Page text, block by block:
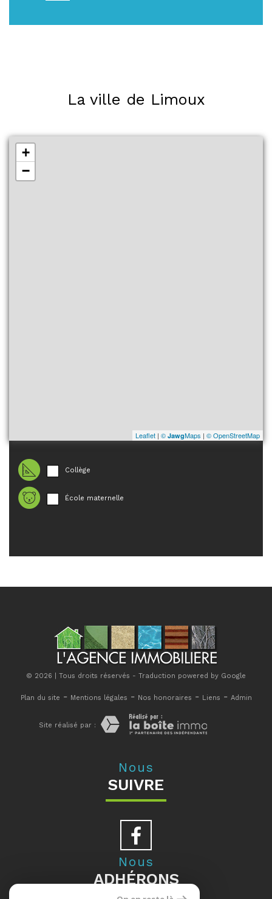
La ville de Limoux
+
−
Leaflet | © JawgMaps | © OpenStreetMap
Collège
École maternelle
© 2026 | Tous droits réservés - Traduction powered by Google
Plan du site - Mentions légales - Nos honoraires - Liens - Admin
Site réalisé par :
Nous
SUIVRE
Nous
ADHÉRONS